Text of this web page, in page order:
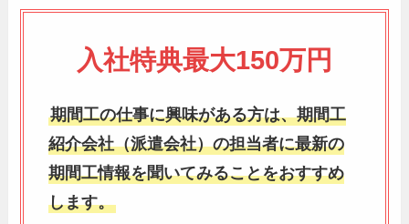
入社特典最大150万円
期間工の仕事に興味がある方は、期間工
紹介会社（派遣会社）の担当者に最新の
期間工情報を聞いてみることをおすすめ
します。